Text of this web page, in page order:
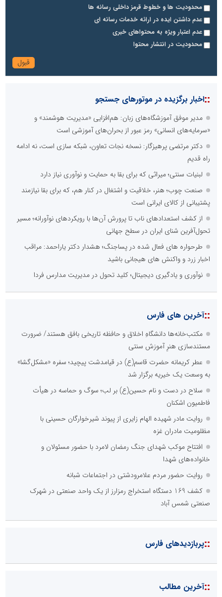
محدودیت ها و خطوط قرمز داخلی رسانه ها
عدم داشتن ایده در ارائه خدمات رسانه ای
عدم اعتبار ویژه به محتواهای خبری
محدودیت در انتشار محتوا
::اخبار برگزیده در موتورهای جستجو
مدیر موفق آموزشگاه‌های زبان: هم‌افزایی «مدیریت هوشمند» و
«سرمایه‌های انسانی» رمز عبور از بحران‌های آموزشی است
دکتر مرتضی پرهیزگار: نسخه نجات تعاون، شبکه سازی است، نه ادامه
راه قدیم
لبنیات سنتی؛ میراثی که برای بقا به حمایت و نوآوری نیاز دارد
صنعت چوب؛ هنر، خلاقیت و اشتغال در کنار هم، که برای بقا نیازمند
پشتیبانی از کالای ایرانی است
از کشف استعدادهای ناب تا پرورش آن‌ها با رویکردهای نوآورانه؛ مسیر
تحول‌آفرین شنای ایران در سطح جهانی
طرحواره های فعال شده در پساجنگ؛ هشدار دکتر یاراحمد: مراقب
اخبار زرد و واکنش های هیجانی باشید
نوآوری و یادگیری دیجیتال؛ کلید تحول در مدیریت مدارس فردا
::آخرین های فارس
مکتب‌خانه‌ها دانشگاهِ اخلاق و حافظه تاریخی بافق هستند/ ضرورت
مستندسازی هنرِ آموزش سنتی
عطر کریمانه حضرت قاسم(ع) در قیامدشت پیچید؛ سفره «مشکل‌گشا»
به وسعت یک خیریه برگزار شد
سلاح در دست و نام حسین(ع) بر لب؛ سوگ و حماسه در هیأت
فاطمیون اشکنان
روایت مادر شهیده الهام زایری از پیوند شیرخوارگان حسینی با
مظلومیت مادران غزه
افتتاح موکب شهدای جنگ رمضان لامرد با حضور مسئولان و
خانواده‌های شهدا
روایت حضور مردم علامرودشتی در اجتماعات شبانه
کشف 169 دستگاه استخراج رمزارز از یک واحد صنعتی در شهرک
صنعتی شمس آباد
::پربازدیدهای فارس
::آخرین مطالب